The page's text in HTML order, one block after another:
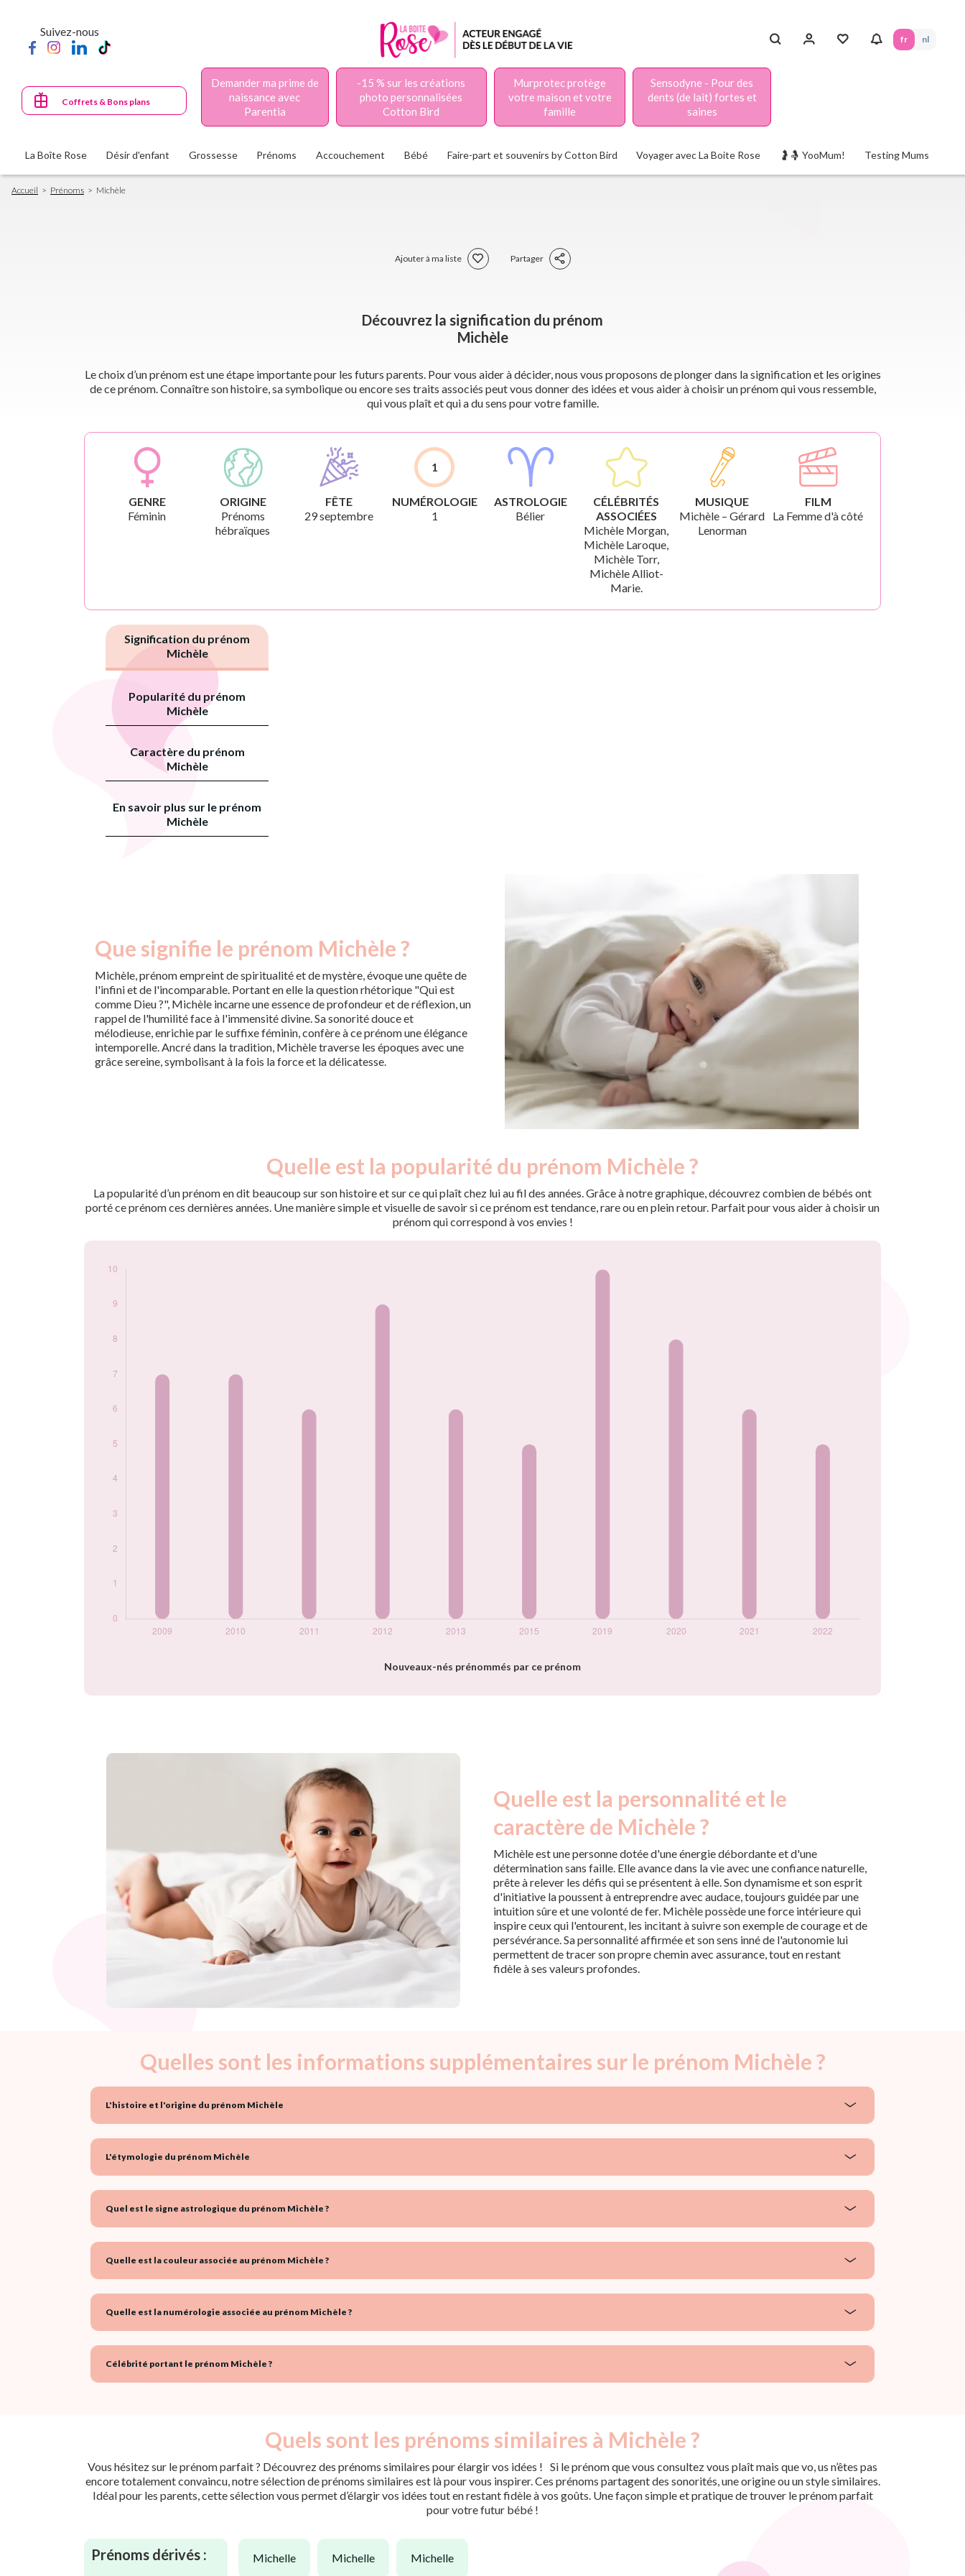
principal
Suivez-nous
fr nl
Coffrets & Bons plans
Demander ma prime de
naissance avec
Parentia
-15 % sur les créations
photo personnalisées
Cotton Bird
Murprotec protège
votre maison et votre
famille
Sensodyne - Pour des
dents (de lait) fortes et
saines
La Boîte Rose Désir d'enfant Grossesse Prénoms Accouchement Bébé Faire-part et souvenirs by Cotton Bird Voyager avec La Boite Rose 🤰🤱 YooMum! Testing Mums
Fil
d'Ariane
Accueil Prénoms Michèle
Ajouter à ma liste Partager
Découvrez la signification du prénom
Michèle
Le choix d’un prénom est une étape importante pour les futurs parents. Pour vous aider à décider, nous vous proposons de plonger dans la signification et les origines
de ce prénom. Connaître son histoire, sa symbolique ou encore ses traits associés peut vous donner des idées et vous aider à choisir un prénom qui vous ressemble,
qui vous plaît et qui a du sens pour votre famille.
GENRE
Féminin
ORIGINE
Prénoms
hébraïques
FÊTE
29 septembre
1
NUMÉROLOGIE
1
ASTROLOGIE
Bélier
CÉLÉBRITÉS
ASSOCIÉES
Michèle Morgan,
Michèle Laroque,
Michèle Torr,
Michèle Alliot-
Marie.
MUSIQUE
Michèle – Gérard
Lenorman
FILM
La Femme d'à côté
Signification du prénom
Michèle
Popularité du prénom
Michèle
Caractère du prénom
Michèle
En savoir plus sur le prénom
Michèle
Que signifie le prénom Michèle ?
Michèle, prénom empreint de spiritualité et de mystère, évoque une quête de
l'infini et de l'incomparable. Portant en elle la question rhétorique "Qui est
comme Dieu ?", Michèle incarne une essence de profondeur et de réflexion, un
rappel de l'humilité face à l'immensité divine. Sa sonorité douce et
mélodieuse, enrichie par le suffixe féminin, confère à ce prénom une élégance
intemporelle. Ancré dans la tradition, Michèle traverse les époques avec une
grâce sereine, symbolisant à la fois la force et la délicatesse.
Quelle est la popularité du prénom Michèle ?
La popularité d’un prénom en dit beaucoup sur son histoire et sur ce qui plaît chez lui au fil des années. Grâce à notre graphique, découvrez combien de bébés ont
porté ce prénom ces dernières années. Une manière simple et visuelle de savoir si ce prénom est tendance, rare ou en plein retour. Parfait pour vous aider à choisir un
prénom qui correspond à vos envies !
Nouveaux-nés prénommés par ce prénom
prénom Michèle
2009
7
2010
7
2015
5
Quelle est la personnalité et le
caractère de Michèle ?
Michèle est une personne dotée d'une énergie débordante et d'une
détermination sans faille. Elle avance dans la vie avec une confiance naturelle,
prête à relever les défis qui se présentent à elle. Son dynamisme et son esprit
d'initiative la poussent à entreprendre avec audace, toujours guidée par une
intuition sûre et une volonté de fer. Michèle possède une force intérieure qui
inspire ceux qui l'entourent, les incitant à suivre son exemple de courage et de
persévérance. Sa personnalité affirmée et son sens inné de l'autonomie lui
permettent de tracer son propre chemin avec assurance, tout en restant
fidèle à ses valeurs profondes.
Quelles sont les informations supplémentaires sur le prénom Michèle ?
L'histoire et l'origine du prénom Michèle
L'étymologie du prénom Michèle
Quel est le signe astrologique du prénom Michèle ?
Quelle est la couleur associée au prénom Michèle ?
Quelle est la numérologie associée au prénom Michèle ?
Célébrité portant le prénom Michèle ?
Quels sont les prénoms similaires à Michèle ?
Vous hésitez sur le prénom parfait ? Découvrez des prénoms similaires pour élargir vos idées ! Si le prénom que vous consultez vous plaît mais que vo, us n’êtes pas
encore totalement convaincu, notre sélection de prénoms similaires est là pour vous inspirer. Ces prénoms partagent des sonorités, une origine ou un style similaires.
Idéal pour les parents, cette sélection vous permet d’élargir vos idées tout en restant fidèle à vos goûts. Une façon simple et pratique de trouver le prénom parfait
pour votre futur bébé !
Prénoms dérivés : michelle michelle michelle